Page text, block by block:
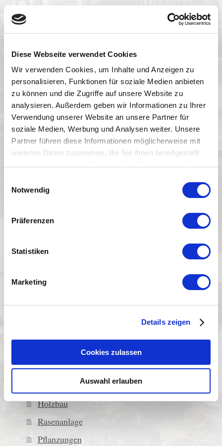
Diese Webseite verwendet Cookies
Wir verwenden Cookies, um Inhalte und Anzeigen zu
personalisieren, Funktionen für soziale Medien anbieten
zu können und die Zugriffe auf unsere Website zu
analysieren. Außerdem geben wir Informationen zu Ihrer
Verwendung unserer Website an unsere Partner für
soziale Medien, Werbung und Analysen weiter. Unsere
Partner führen diese Informationen möglicherweise mit
weiteren Daten zusammen, die Sie ihnen bereitgestellt
Notwendig
Präferenzen
Statistiken
Marketing
Details zeigen
Cookies zulassen
Auswahl erlauben
Unsere Partner
Presse
Referenzen
Pflasterarbeiten
Pflanzungen
Hangsicherung und Mauern
Holzbau
Baum- und Pflanzenpflege
Bewässerungsanlagen
Hangsicherung und Mauern
Wasser im Garten
Pflasterarbeiten
Holzbau
Rasenanlage
Pflanzungen